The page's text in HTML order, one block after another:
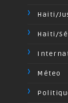
Haiti/
Haiti/
Méteo